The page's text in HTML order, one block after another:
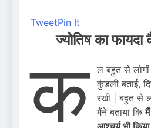
TweetPin It
ज्योतिष का
क
ल बहुत से
कुंडली बताई,
रखी | बहुत से
मैंने बताया कि